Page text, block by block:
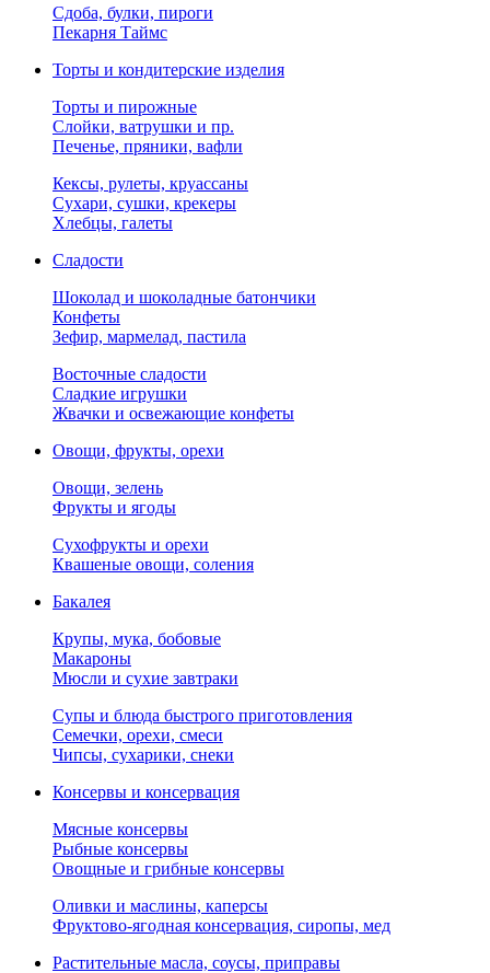
Сдоба, булки, пироги
Пекарня Таймс
Торты и кондитерские изделия
Торты и пирожные
Слойки, ватрушки и пр.
Печенье, пряники, вафли
Кексы, рулеты, круассаны
Сухари, сушки, крекеры
Хлебцы, галеты
Сладости
Шоколад и шоколадные батончики
Конфеты
Зефир, мармелад, пастила
Восточные сладости
Сладкие игрушки
Жвачки и освежающие конфеты
Овощи, фрукты, орехи
Овощи, зелень
Фрукты и ягоды
Сухофрукты и орехи
Квашеные овощи, соления
Бакалея
Крупы, мука, бобовые
Макароны
Мюсли и сухие завтраки
Супы и блюда быстрого приготовления
Семечки, орехи, смеси
Чипсы, сухарики, снеки
Консервы и консервация
Мясные консервы
Рыбные консервы
Овощные и грибные консервы
Оливки и маслины, каперсы
Фруктово-ягодная консервация, сиропы, мед
Растительные масла, соусы, приправы